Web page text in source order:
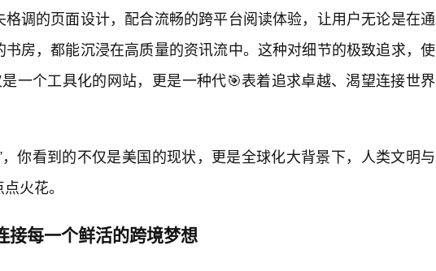
调的页面设计，配合流畅的跨平台阅读体验，让用户无论是在通
房，都能沉浸在高质量的资讯流中。这种对细节的极致追求，使
是一个工具化的网站，更是一种代🎯表着追求卓越、渴望连接世界
，你看到的不仅是美国的现状，更是全球化大背景下，人类文明与
火花。
接每一个鲜活的跨境梦想